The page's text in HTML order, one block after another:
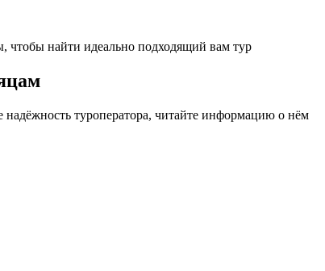
чтобы найти идеально подходящий вам тур
надёжность туроператора, читайте информацию о нём